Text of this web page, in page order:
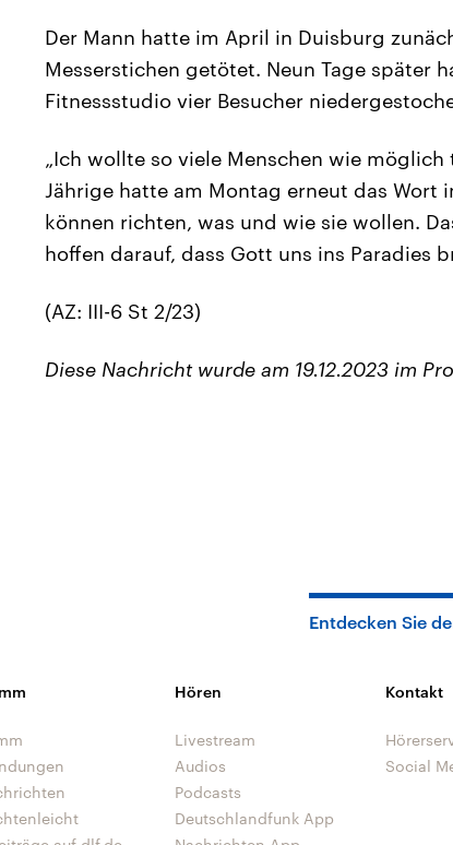
Der Mann hatte im April in Duisburg
Messerstichen getötet. Neun Tage später
Fitnessstudio vier Besucher
„Ich wollte so viele Menschen wie
Jährige hatte am Montag erneut das Wort
können richten, was und wie sie wollen.
hoffen darauf, dass Gott uns ins Paradies
(AZ: III-6 St 2/23)
Diese Nachricht wurde am 19.12.2023 im
Entdecken Sie
Hören
Livestream
Audios
Podcasts
Deutschlandfunk App
Kontakt
Social